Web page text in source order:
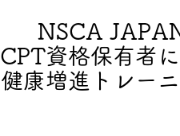
NSCA
CPT資格保有者
健康増進トレー